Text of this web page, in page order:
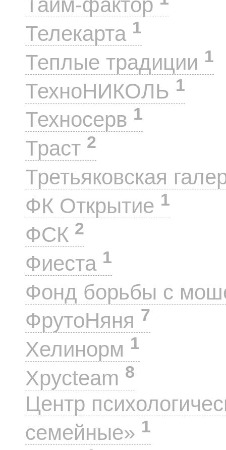
Тайм-фактор
Телекарта 1
Теплые традиции 1
ТехноНИКОЛЬ 1
Техносерв 1
Траст 2
Третьяковская
ФК Открытие 1
ФСК 2
Фиеста 1
Фонд борьбы с
ФрутоНяня 7
Хелинорм 1
Хрусteam 8
Центр
семейные» 1